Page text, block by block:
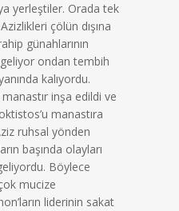
yerleştiler. Orada tek
çölün dışına
günahlarının
geliyor ondan tembih
kalıyordu.
inşa edildi ve
manastıra
ruhsal yönden
başında olayları
Böylece
çok mucize
liderinin sakat